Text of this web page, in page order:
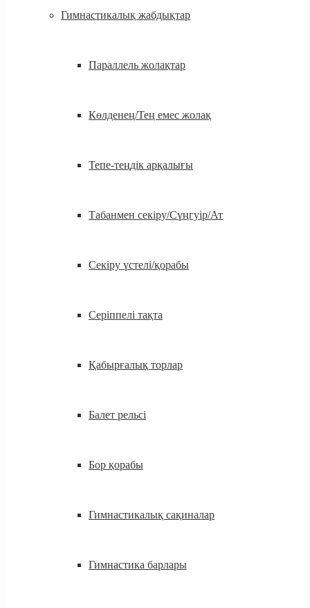
Гимнастикалық жабдықтар
Параллель жолақтар
Көлденең/Тең емес жолақ
Тепе-теңдік арқалығы
Табанмен секіру/Сүңгуір/Ат
Секіру үстелі/қорабы
Серіппелі тақта
Қабырғалық торлар
Балет рельсі
Бор қорабы
Гимнастикалық сақиналар
Гимнастика барлары